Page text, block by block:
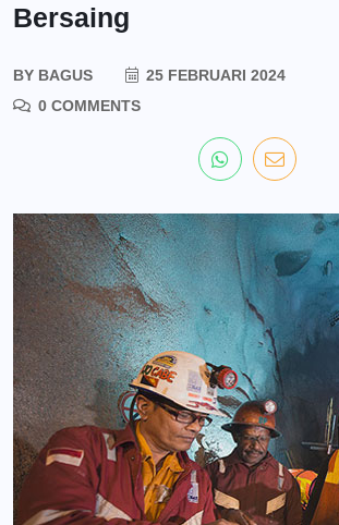
Bersaing
BY BAGUS
25 FEBRUARI 2024
0 COMMENTS